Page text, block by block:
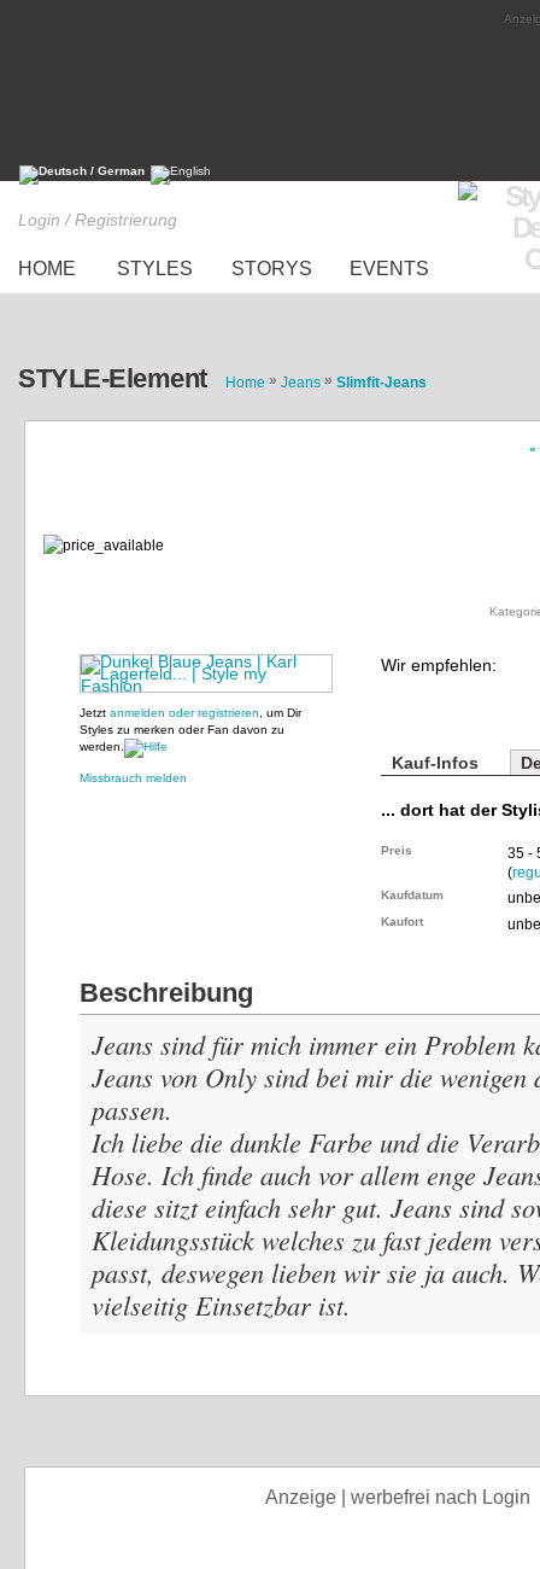
Login / Registrierung
HOME STYLES STORYS EVENTS
STYLE-Element Home » Jeans » Slimfit-Jeans
«
Jetzt anmelden oder registrieren , um Dir
Styles zu merken oder Fan davon zu
werden.
Missbrauch melden
Wir empfehlen:
Kauf-Infos
... dort hat der
Preis
35 -
(
Kaufdatum
Kaufort
Beschreibung
Jeans sind für mich immer ein Problem
Jeans von Only sind bei mir die wenigen
passen.
Ich liebe die dunkle Farbe und die
Hose. Ich finde auch vor allem enge
diese sitzt einfach sehr gut. Jeans sind
Kleidungsstück welches zu fast jedem
passt, deswegen lieben wir sie ja auch.
vielseitig Einsetzbar ist.
Anzeige | werbefrei nach Login